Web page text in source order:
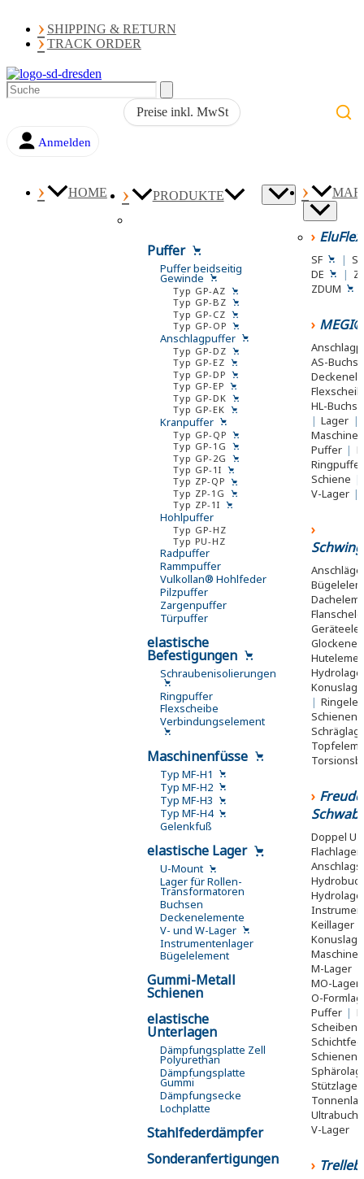
SHIPPING & RETURN
TRACK ORDER
Preise inkl. MwSt
Anmelden
HOME PRODUKTE
Puffer
Puffer beidseitig
Gewinde
Typ GP-AZ
Typ GP-BZ
Typ GP-CZ
Typ GP-OP
Anschlagpuffer
Typ GP-DZ
Typ GP-EZ
Typ GP-DP
Typ GP-EP
Typ GP-DK
Typ GP-EK
Kranpuffer
Typ GP-QP
Typ GP-1G
Typ GP-2G
Typ GP-1I
Typ ZP-QP
Typ ZP-1G
Typ ZP-1I
Hohlpuffer
Typ GP-HZ
Typ PU-HZ
Radpuffer
Rammpuffer
Vulkollan® Hohlfeder
Pilzpuffer
Zargenpuffer
Türpuffer
elastische
Befestigungen
Schraubenisolierungen
Ringpuffer
Flexscheibe
Verbindungselement
Maschinenfüsse
Typ MF-H1
Typ MF-H2
Typ MF-H3
Typ MF-H4
Gelenkfuß
elastische Lager
U-Mount
Lager für Rollen-
Transformatoren
Buchsen
Deckenelemente
V- und W-Lager
Instrumentenlager
Bügelelement
Gummi-Metall
Schienen
elastische
Unterlagen
Dämpfungsplatte Zell
Polyurethan
Dämpfungsplatte
Gummi
Dämpfungsecke
Lochplatte
Stahlfederdämpfer
Sonderanfertigungen
SF |
DE
|
ZDUM
MEGI®
AS-
HL-
| Lager |
Puffer |
Schiene
V-Lager |
Anschläge
|
Schienen
Schwab
Doppel
Flachlager
Keillager
M-Lager
MO-Lager
O-
Puffer |
Scheiben
Schienen
Stützlager
V-Lager